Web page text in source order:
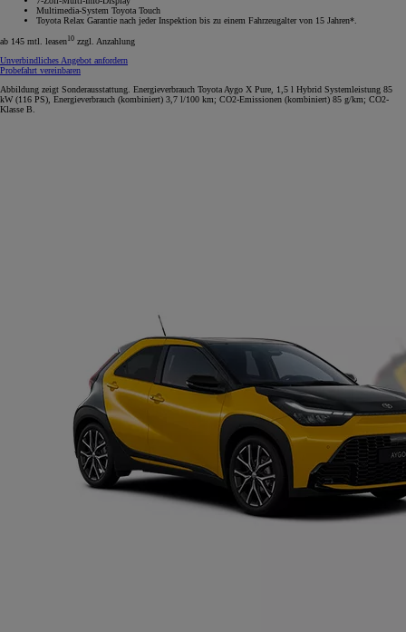
Multimedia-System Toyota Touch
Toyota Relax Garantie nach jeder Inspektion bis zu einem Fahrzeugalter von 15 Jahren*.
ab 145 mtl. leasen10 zzgl. Anzahlung
Unverbindliches Angebot anfordern
Probefahrt vereinbaren
Abbildung zeigt Sonderausstattung. Energieverbrauch Toyota Aygo X Pure, 1,5 l Hybrid Systemleistung 85
kW (116 PS), Energieverbrauch (kombiniert) 3,7 l/100 km; CO2-Emissionen (kombiniert) 85 g/km; CO2-
Klasse B.